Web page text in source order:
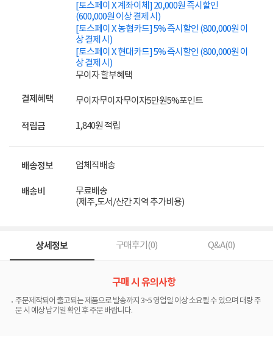
[토스페이 X 계좌이체] 20,000원 즉시할인
(600,000원 이상 결제 시)
[토스페이 X 농협카드] 5% 즉시할인 (800,000원 이
상 결제 시)
[토스페이 X 현대카드] 5% 즉시할인 (800,000원 이
상 결제 시)
무이자 할부혜택
결제혜택 무이자무이자무이자5만원5%포인트
적립금 1,840원 적립
배송정보 업체직배송
배송비
무료배송
(제주,도서/산간 지역 추가비용)
상세정보 구매후기(0) Q&A(0)
구매 시 유의사항
주문제작되어 출고되는 제품으로 발송까지 3~5 영업일 이상 소요될 수 있으며 대량 주
문 시 예상 납기일 확인 후 주문 바랍니다.